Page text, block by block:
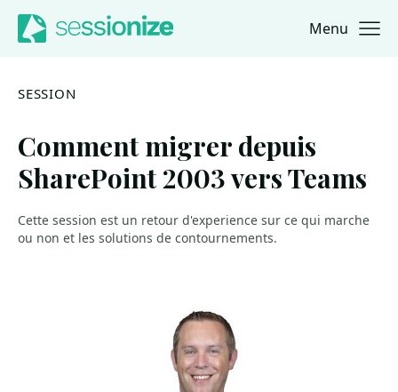
Jump to navigation
Jump to content Menu
SESSION
Comment migrer depuis
SharePoint 2003 vers Teams
Cette session est un retour d'experience sur ce qui marche
ou non et les solutions de contournements.